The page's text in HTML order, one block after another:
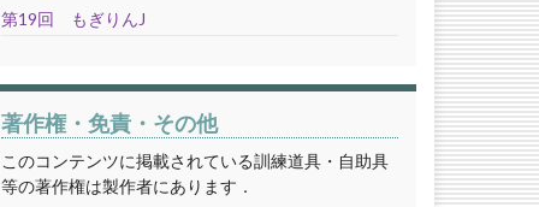
第19回 もぎりんJ
著作権・免責・その他
このコンテンツに掲載されている訓練道具・自助具
等の著作権は製作者にあります．